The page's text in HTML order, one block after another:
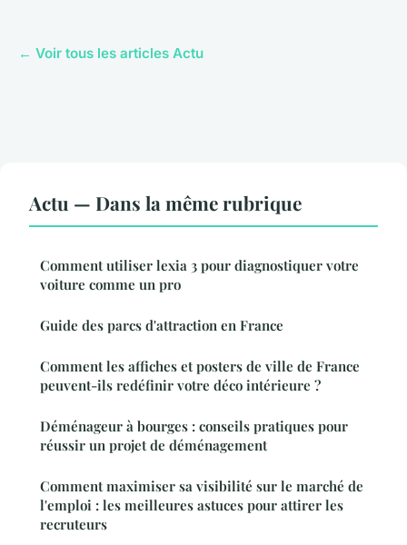
← Voir tous les articles Actu
Actu — Dans la même rubrique
Comment utiliser lexia 3 pour diagnostiquer votre
voiture comme un pro
Guide des parcs d'attraction en France
Comment les affiches et posters de ville de France
peuvent-ils redéfinir votre déco intérieure ?
Déménageur à bourges : conseils pratiques pour
réussir un projet de déménagement
Comment maximiser sa visibilité sur le marché de
l'emploi : les meilleures astuces pour attirer les
recruteurs